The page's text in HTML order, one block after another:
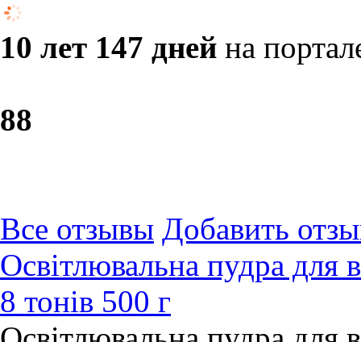
10 лет 147 дней на
88
Все отзывы Добавить
Освітлювальна пудра для
8 тонів 500 г